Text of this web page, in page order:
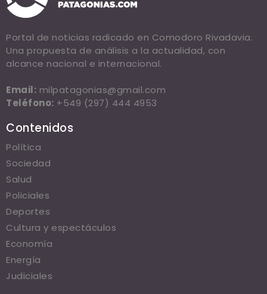
Portal de noticias radicado en Comodoro Rivadavia.
Una propuesta de análisis a la actualidad, con
alcance nacional e internacional.
Email: milpatagonias@gmail.com
Teléfono: +549 (297) 444 4953
Contenidos
Política
Sociedad
Salud
Policiales
Deportes
Cultura y espectáculos
Economía
Energía
Judiciales